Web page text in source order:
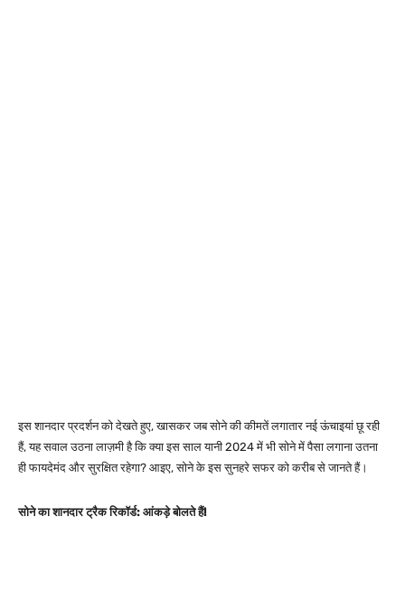
इस शानदार प्रदर्शन को देखते हुए, खासकर जब सोने की कीमतें लगातार नई ऊंचाइयां छू रही
हैं, यह सवाल उठना लाज़मी है कि क्या इस साल यानी 2024 में भी सोने में पैसा लगाना उतना
ही फायदेमंद और सुरक्षित रहेगा? आइए, सोने के इस सुनहरे सफर को करीब से जानते हैं।
सोने का शानदार ट्रैक रिकॉर्ड: आंकड़े बोलते हैं!